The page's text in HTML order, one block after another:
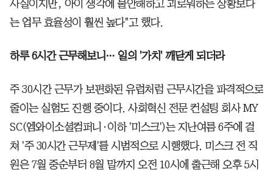
사실이지만, 아이 생각에 불안해하고 괴로워하는 상황보다
는 업무 효율성이 훨씬 높다"고 했다.
하루 6시간 근무해보니… 일의 '가치' 깨닫게 되더라
주 30시간 근무가 보편화된 유럽처럼 근무시간을 파격적으로
줄이는 실험도 진행 중이다. 사회혁신 전문 컨설팅 회사 MY
SC(엠와이소셜컴퍼니·이하 '미스크')는 지난여름 6주에 걸
쳐 '주 30시간 근무제'를 시범적으로 시행했다. 미스크 전 직
원은 7월 중순부터 8월 말까지 오전 10시에 출근해 오후 5시